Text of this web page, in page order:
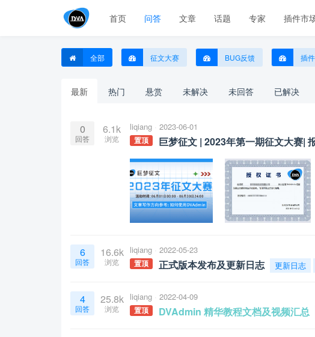
首页 问答 文章 话题 专家 插件市
全部 征文大赛 BUG反馈 插
最新 热门 悬赏 未解决 未回答 已解决
0
回答
6.1k
浏览
liqiang 2023-06-01
置顶 巨梦征文 | 2023年第一期征文大赛|
6
回答
16.6k
浏览
liqiang 2022-05-23
置顶 正式版本发布及更新日志 更新日志
4
回答
25.8k
浏览
liqiang 2022-04-09
置顶 DVAdmin 精华教程文档及视频汇总